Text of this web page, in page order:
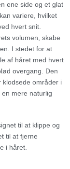
ene side og et glat
variere, hvilket
hvert snit.
volumen, skabe
I stedet for at
af håret med hvert
overgang. Den
områder i
mere naturlig
til at klippe og
til at fjerne
i håret.